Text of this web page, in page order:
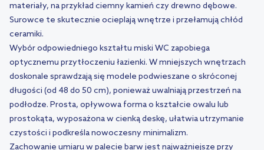
materiały, na przykład ciemny kamień czy drewno dębowe.
Surowce te skutecznie ocieplają wnętrze i przełamują chłód
ceramiki.
Wybór odpowiedniego kształtu miski WC zapobiega
optycznemu przytłoczeniu łazienki. W mniejszych wnętrzach
doskonale sprawdzają się modele podwieszane o skróconej
długości (od 48 do 50 cm), ponieważ uwalniają przestrzeń na
podłodze. Prosta, opływowa forma o kształcie owalu lub
prostokąta, wyposażona w cienką deskę, ułatwia utrzymanie
czystości i podkreśla nowoczesny minimalizm.
Zachowanie umiaru w palecie barw jest najważniejsze przy